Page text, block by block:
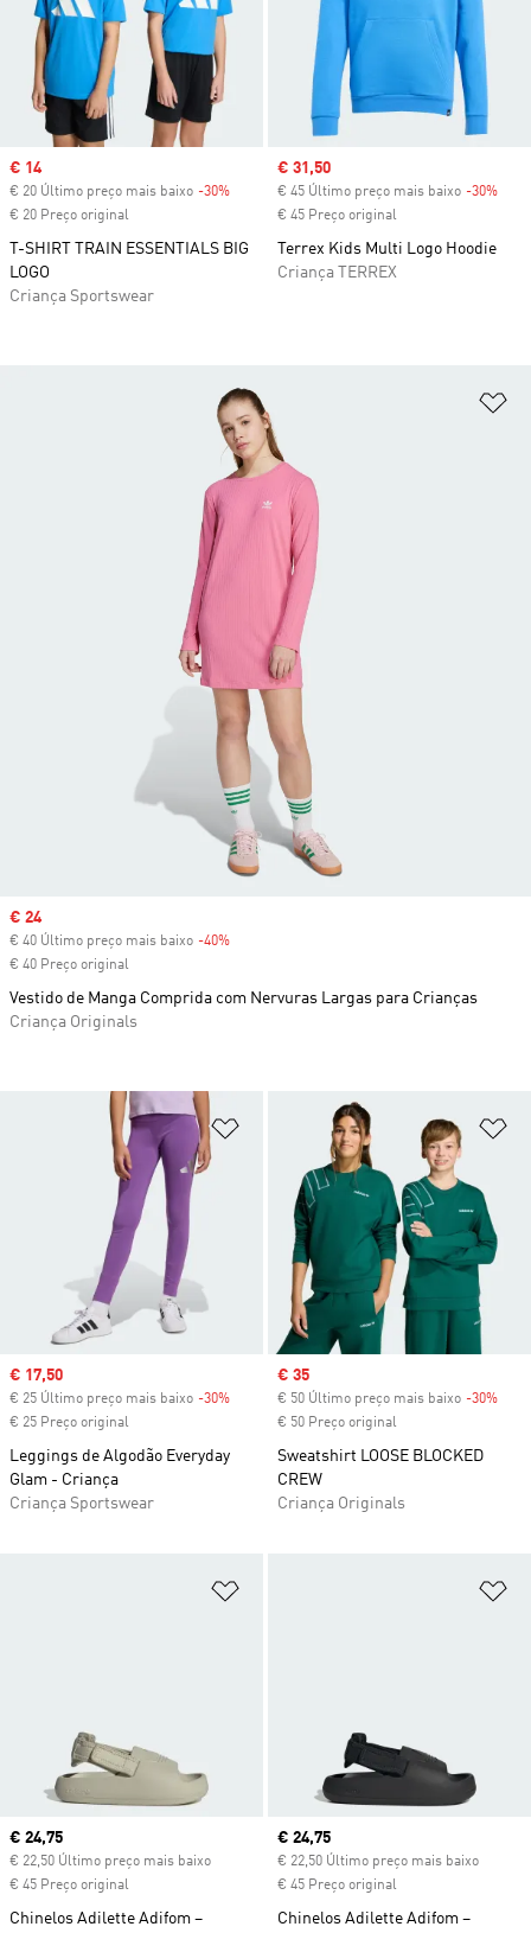
Sale price
€ 14
€ 20 Último preço mais baixo -30% Discount
€ 20 Preço original
T-SHIRT TRAIN ESSENTIALS BIG
LOGO
Criança Sportswear
Sale price
€ 31,50
€ 45 Último preço mais baixo -30%
€ 45 Preço original
Terrex Kids Multi Logo Hoodie
Criança TERREX
Adicionar à Lista de Desejos
Sale price
€ 17,50
€ 25 Último preço mais baixo -30% Discount
€ 25 Preço original
Leggings de Algodão Everyday
Glam - Criança
Criança Sportswear
Sale price
€ 35
€ 50 Último preço mais baixo -30%
€ 50 Preço original
Sweatshirt LOOSE BLOCKED
CREW
Criança Originals
Current price
€ 24,75
€ 22,50 Último preço mais baixo
€ 45 Preço original
Chinelos Adilette Adifom –
Current price
€ 24,75
€ 22,50 Último preço mais baixo
€ 45 Preço original
Chinelos Adilette Adifom –
Sale price
€ 24
€ 40 Último preço mais baixo -40%
€ 40 Preço original
Vestido de Manga Comprida com Nervuras Largas para Crianças
Criança Originals